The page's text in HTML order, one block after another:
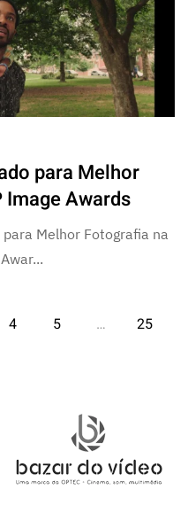
para Melhor
Awards
Melhor Fotografia na
4 5 … 25